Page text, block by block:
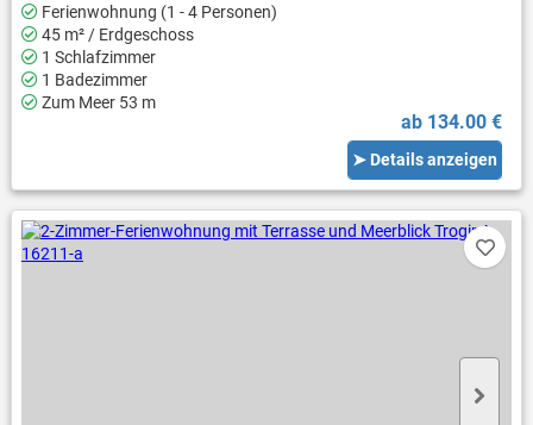
Ferienwohnung (1 - 4 Personen)
45 m² / Erdgeschoss
1 Schlafzimmer
1 Badezimmer
Zum Meer 53 m
ab 134.00 €
➤ Details anzeigen